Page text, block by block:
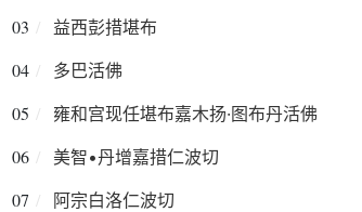
03 益西彭措堪布
04 多巴活佛
05 雍和宫现任堪布嘉木扬·图布丹活佛
06 美智•丹增嘉措仁波切
07 阿宗白洛仁波切